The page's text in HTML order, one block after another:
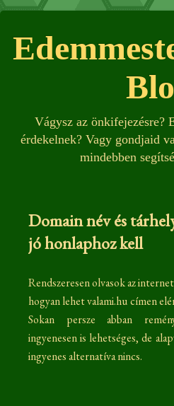
Vágysz az önkifejezésre?
érdekelnek? Vagy gondjaid
mindebben
Domain név és
jó honlaphoz kell
Rendszeresen olvasok az
hogyan lehet valami.hu címen
Sokan persze abban
ingyenesen is lehetséges, de
ingyenes alternatíva nincs.